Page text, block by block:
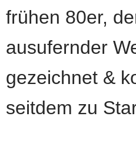
frühen 80er,
ausufernder
gezeichnet &
seitdem zu